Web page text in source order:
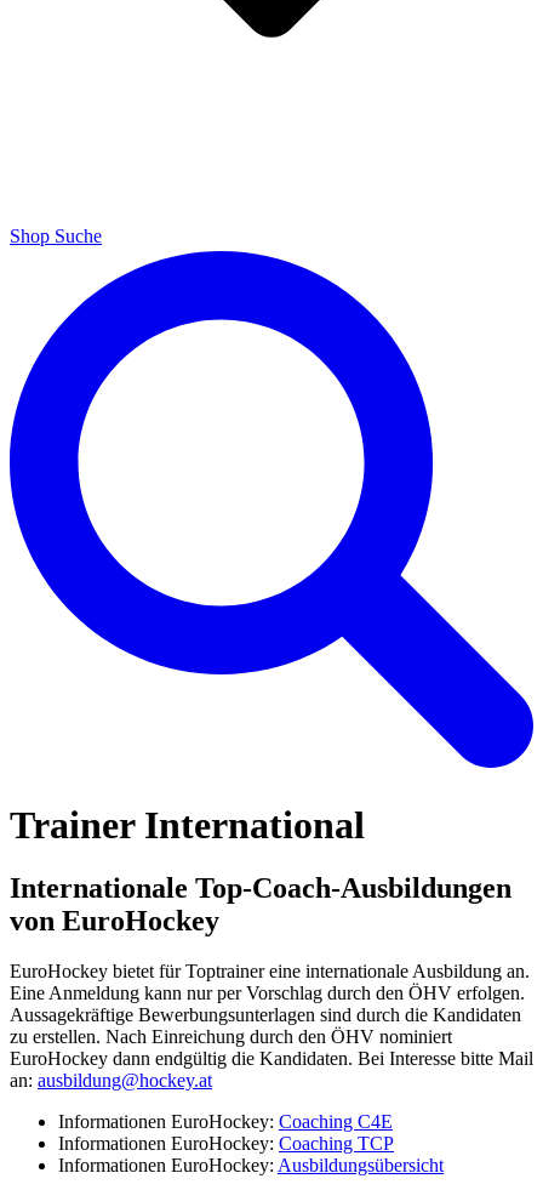
Shop Suche
Trainer International
Internationale Top-Coach-Ausbildungen
von EuroHockey
EuroHockey bietet für Toptrainer eine internationale Ausbildung an.
Eine Anmeldung kann nur per Vorschlag durch den ÖHV erfolgen.
Aussagekräftige Bewerbungsunterlagen sind durch die Kandidaten
zu erstellen. Nach Einreichung durch den ÖHV nominiert
EuroHockey dann endgültig die Kandidaten. Bei Interesse bitte Mail
an: ausbildung@hockey.at
Informationen EuroHockey: Coaching C4E
Informationen EuroHockey: Coaching TCP
Informationen EuroHockey: Ausbildungsübersicht